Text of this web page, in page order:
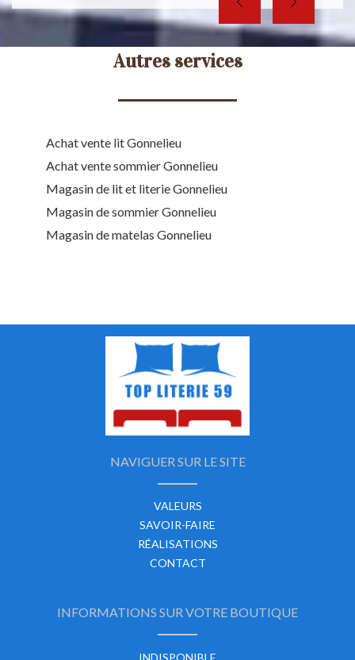
Autres services
Achat vente lit Gonnelieu
Achat vente sommier Gonnelieu
Magasin de lit et literie Gonnelieu
Magasin de sommier Gonnelieu
Magasin de matelas Gonnelieu
NAVIGUER SUR LE SITE
VALEURS
SAVOIR-FAIRE
RÉALISATIONS
CONTACT
INFORMATIONS SUR VOTRE BOUTIQUE
INDISPONIBLE